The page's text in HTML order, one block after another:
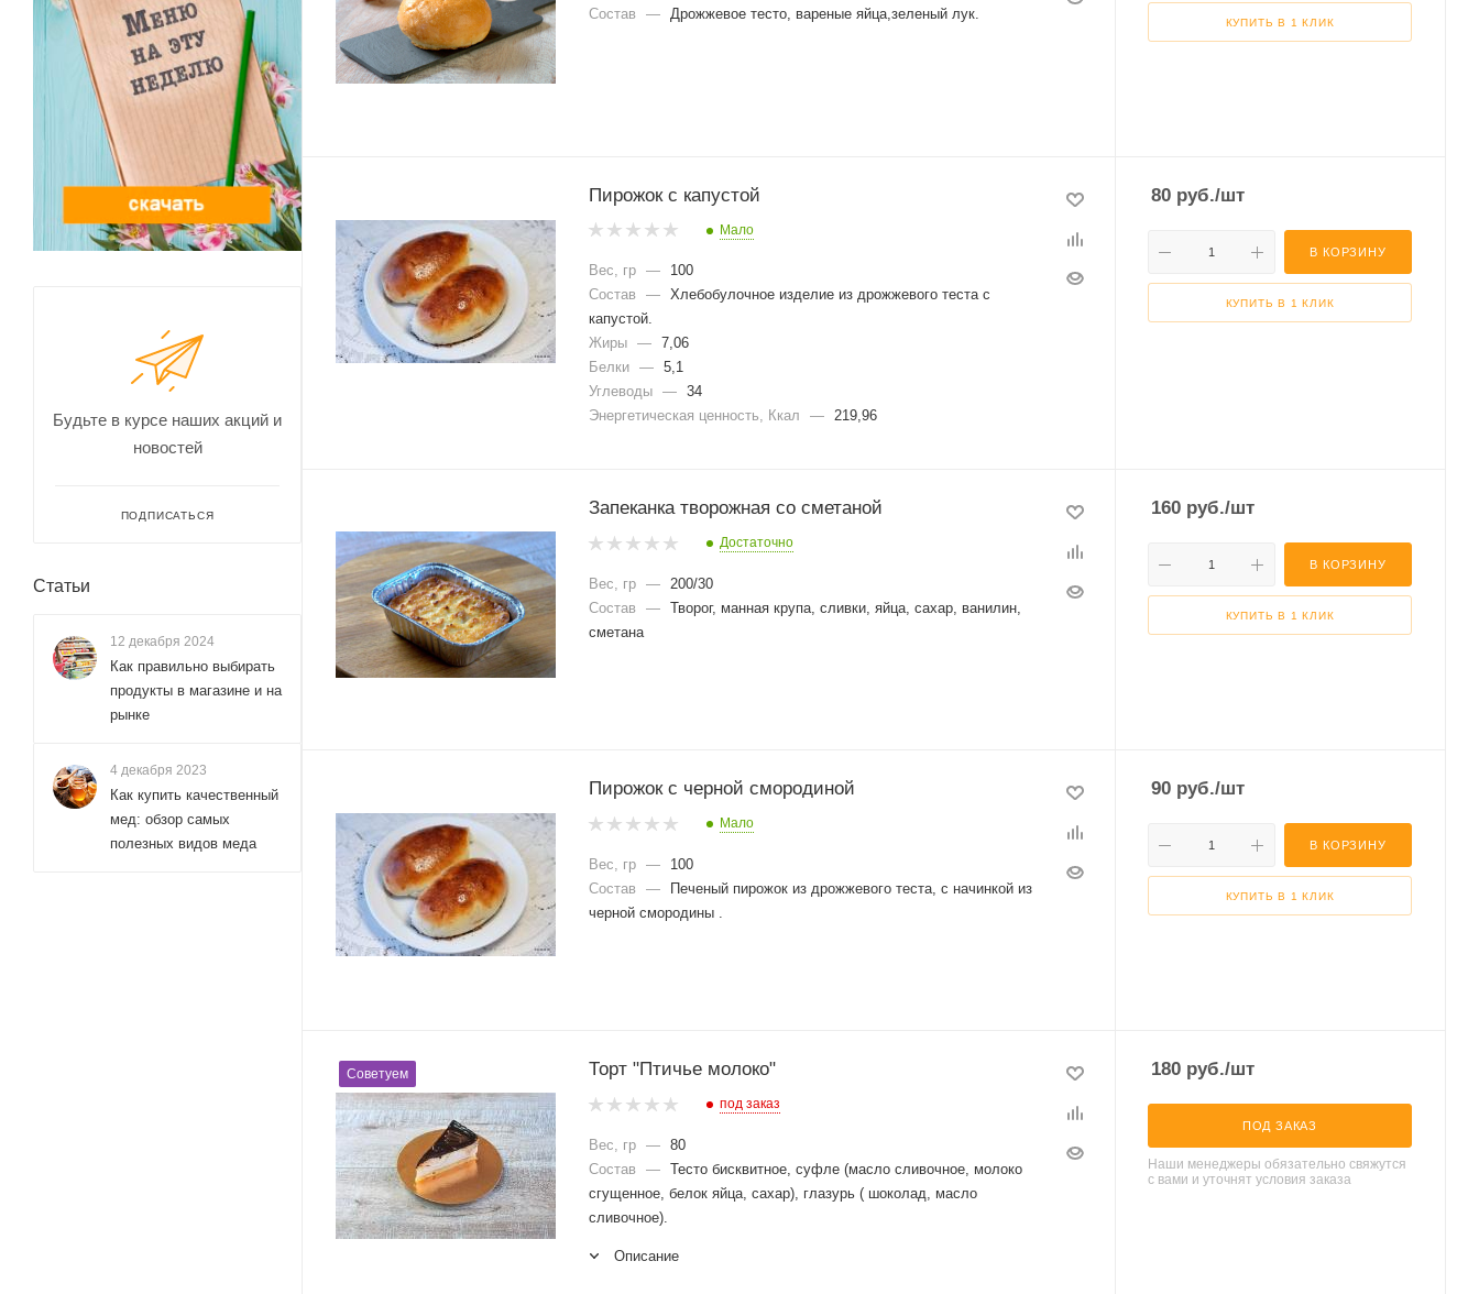
Состав
— Дрожжевое тесто, вареные яйца,зеленый лук. КУПИТЬ В 1 КЛИК
Пирожок с капустой
Мало
Вес, гр —
100
Состав
— Хлебобулочное изделие из дрожжевого теста с
капустой.
Жиры — 7,06
Белки — 5,1
Углеводы — 34
Энергетическая ценность, Ккал
— 219,96
80 руб./шт
В КОРЗИНУ
КУПИТЬ В 1 КЛИК
Запеканка творожная со сметаной
Достаточно
Вес, гр —
200/30
Состав
— Творог, манная крупа, сливки, яйца, сахар, ванилин,
сметана
160 руб./шт
В КОРЗИНУ
КУПИТЬ В 1 КЛИК
Пирожок с черной смородиной
Мало
Вес, гр —
100
Состав
—
Печеный пирожок из дрожжевого теста, с начинкой из
черной смородины .
90 руб./шт
В КОРЗИНУ
КУПИТЬ В 1 КЛИК
Советуем Торт "Птичье молоко"
под заказ
Вес, гр — 80
Состав
— Тесто бисквитное, суфле (масло сливочное, молоко
сгущенное, белок яйца, сахар), глазурь ( шоколад, масло
сливочное).
Описание
180 руб./шт
ПОД ЗАКАЗ
Наши менеджеры обязательно свяжутся
с вами и уточнят условия заказа
Будьте в курсе наших акций и
новостей
ПОДПИСАТЬСЯ
Статьи
12 декабря 2024
Как правильно выбирать
продукты в магазине и на
рынке
4 декабря 2023
Как купить качественный
мед: обзор самых
полезных видов меда